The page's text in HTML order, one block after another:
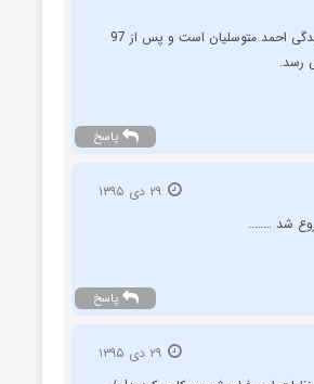
این فیلم دربارهٔ زندگی احمد متوسلیان است و پس از 97
رسد.
پاسخ
شد ……..
پاسخ